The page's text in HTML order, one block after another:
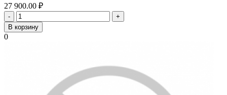
27 900.00 ₽
-
+
В корзину
0